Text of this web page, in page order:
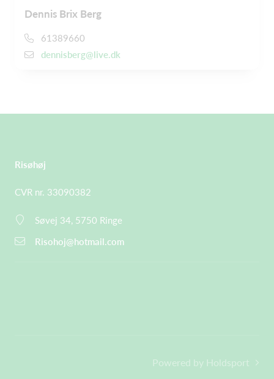
Dennis Brix Berg
61389660
dennisberg@live.dk
Risøhøj
CVR nr. 33090382
Søvej 34, 5750 Ringe
Risohoj@hotmail.com
Powered by Holdsport